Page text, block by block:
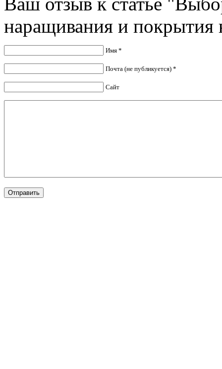
наращивания и покрытия
Имя *
Почта (не публикуется) *
Сайт